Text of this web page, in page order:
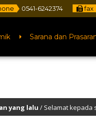
0541-6242374 fax
Sarana dan
kepada seluruh murid